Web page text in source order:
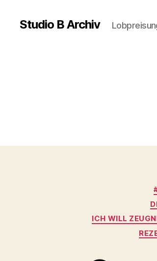
Studio B Archiv
ICH WILL